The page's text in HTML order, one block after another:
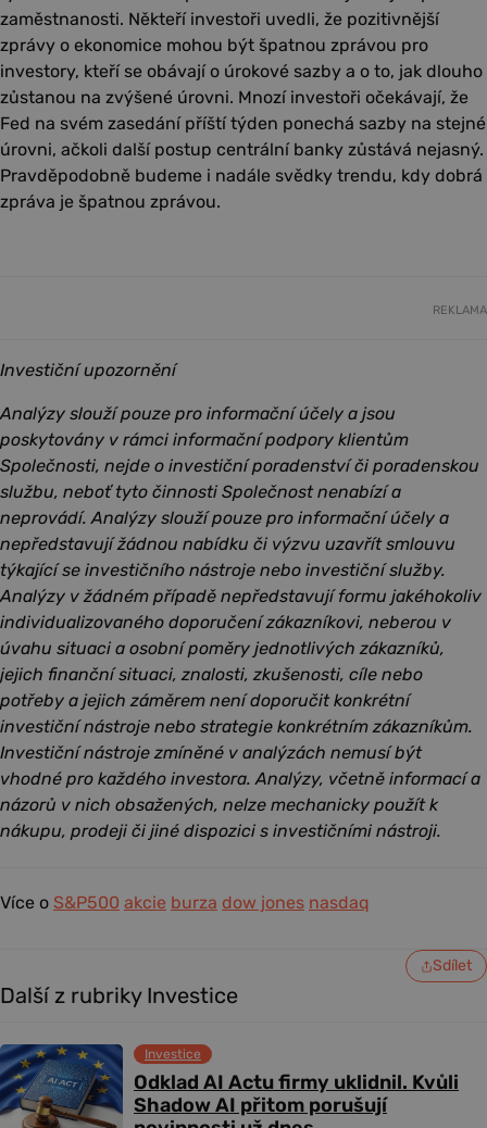
zaměstnanosti. Někteří investoři uvedli, že pozitivnější
zprávy o ekonomice mohou být špatnou zprávou pro
investory, kteří se obávají o úrokové sazby a o to, jak dlouho
zůstanou na zvýšené úrovni. Mnozí investoři očekávají, že
Fed na svém zasedání příští týden ponechá sazby na stejné
úrovni, ačkoli další postup centrální banky zůstává nejasný.
Pravděpodobně budeme i nadále svědky trendu, kdy dobrá
zpráva je špatnou zprávou.
REKLAMA
Investiční upozornění
Analýzy slouží pouze pro informační účely a jsou
poskytovány v rámci informační podpory klientům
Společnosti, nejde o investiční poradenství či poradenskou
službu, neboť tyto činnosti Společnost nenabízí a
neprovádí. Analýzy slouží pouze pro informační účely a
nepředstavují žádnou nabídku či výzvu uzavřít smlouvu
týkající se investičního nástroje nebo investiční služby.
Analýzy v žádném případě nepředstavují formu jakéhokoliv
individualizovaného doporučení zákazníkovi, neberou v
úvahu situaci a osobní poměry jednotlivých zákazníků,
jejich finanční situaci, znalosti, zkušenosti, cíle nebo
potřeby a jejich záměrem není doporučit konkrétní
investiční nástroje nebo strategie konkrétním zákazníkům.
Investiční nástroje zmíněné v analýzách nemusí být
vhodné pro každého investora. Analýzy, včetně informací a
názorů v nich obsažených, nelze mechanicky použít k
nákupu, prodeji či jiné dispozici s investičními nástroji.
Více o S&P500 akcie burza dow jones nasdaq
Sdílet
Další z rubriky Investice
Odklad AI Actu firmy uklidnil. Kvůli
Shadow AI přitom porušují
Investice